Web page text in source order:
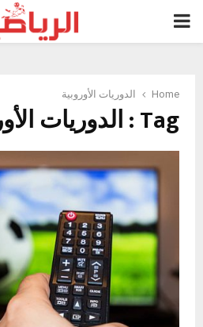
PRIMARY
Home الدوريات الأوروبية
Tag : الدوريات الأوروبية